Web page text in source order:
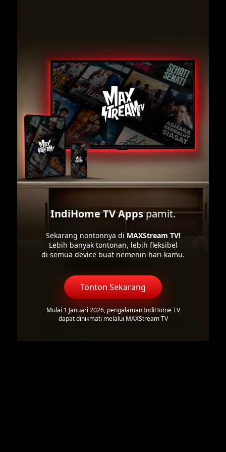
IndiHome TV Appspamit.
Sekarang nontonnya di MAXStream TV!
Lebih banyak tontonan, lebih fleksibel
di semua device buat nemenin hari kamu.
Tonton Sekarang
Mulai 1 Januari 2026, pengalaman IndiHome TV
dapat dinikmati melalui MAXStream TV